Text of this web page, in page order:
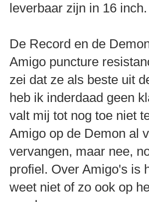
leverbaar zijn in 16 inch.
De Record en de
Amigo puncture
zei dat ze als beste uit
heb ik inderdaad geen
valt mij tot nog toe niet
Amigo op de Demon al
vervangen, maar nee,
profiel. Over Amigo's is
weet niet of zo ook op